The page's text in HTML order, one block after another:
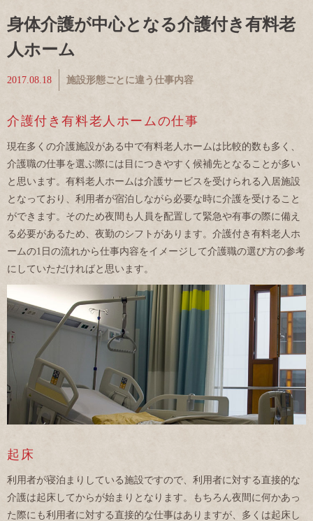
身体介護が中心となる介護付き有料老
人ホーム
2017.08.18 施設形態ごとに違う仕事内容
介護付き有料老人ホームの仕事
現在多くの介護施設がある中で有料老人ホームは比較的数も多く、
介護職の仕事を選ぶ際には目につきやすく候補先となることが多い
と思います。有料老人ホームは介護サービスを受けられる入居施設
となっており、利用者が宿泊しながら必要な時に介護を受けること
ができます。そのため夜間も人員を配置して緊急や有事の際に備え
る必要があるため、夜勤のシフトがあります。介護付き有料老人ホ
ームの1日の流れから仕事内容をイメージして介護職の選び方の参考
にしていただければと思います。
起床
利用者が寝泊まりしている施設ですので、利用者に対する直接的な
介護は起床してからが始まりとなります。もちろん夜間に何かあっ
た際にも利用者に対する直接的な仕事はありますが、多くは起床し